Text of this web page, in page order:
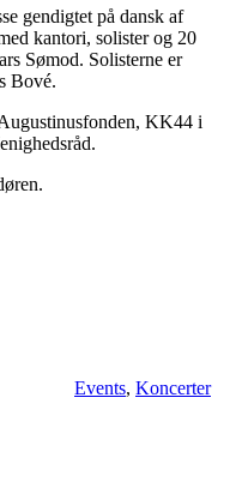
gendigtet på dansk af
kantori, solister og 20
Sømod. Solisterne er
Bové.
KK44 i
Events, Koncerter